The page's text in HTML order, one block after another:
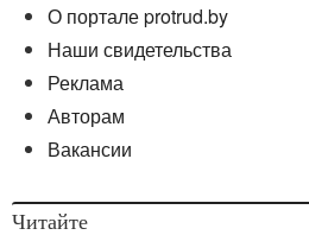
О портале protrud.by
Наши свидетельства
Реклама
Авторам
Вакансии
Читайте